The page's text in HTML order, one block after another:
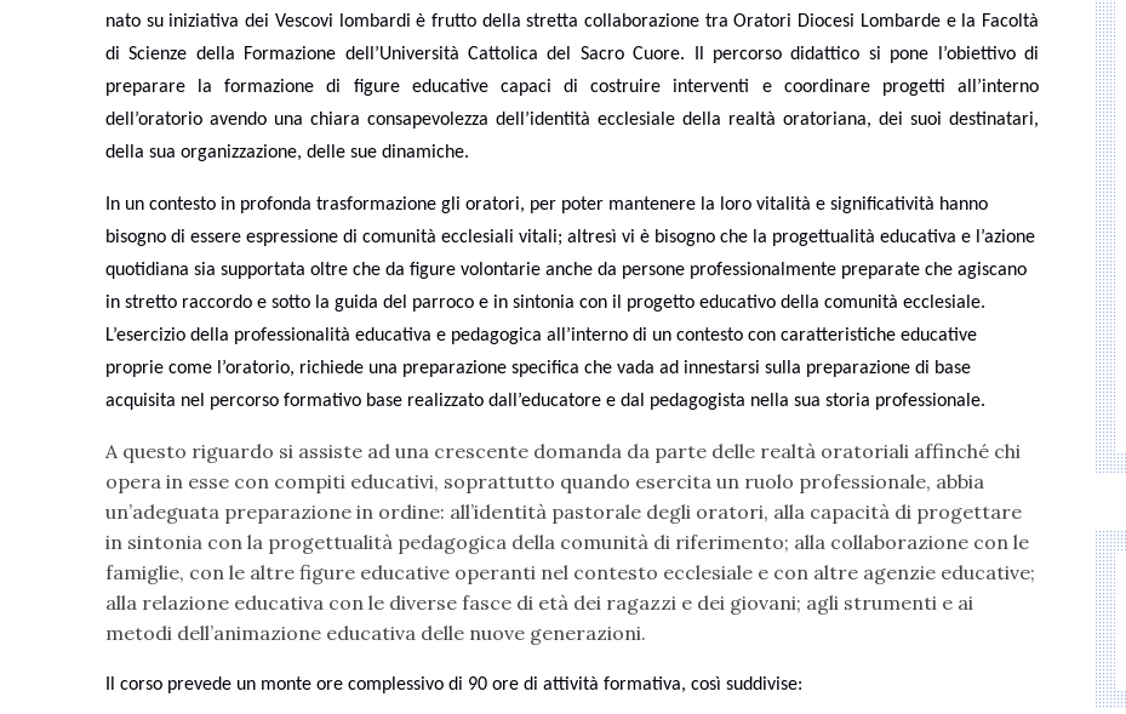
nato su iniziativa dei Vescovi lombardi è frutto della stretta collaborazione tra Oratori Diocesi Lombarde e la Facoltà
di Scienze della Formazione dell’Università Cattolica del Sacro Cuore. Il percorso didattico si pone l’obiettivo di
preparare la formazione di figure educative capaci di costruire interventi e coordinare progetti all’interno
dell’oratorio avendo una chiara consapevolezza dell’identità ecclesiale della realtà oratoriana, dei suoi destinatari,
della sua organizzazione, delle sue dinamiche.
In un contesto in profonda trasformazione gli oratori, per poter mantenere la loro vitalità e significatività hanno
bisogno di essere espressione di comunità ecclesiali vitali; altresì vi è bisogno che la progettualità educativa e l’azione
quotidiana sia supportata oltre che da figure volontarie anche da persone professionalmente preparate che agiscano
in stretto raccordo e sotto la guida del parroco e in sintonia con il progetto educativo della comunità ecclesiale.
L’esercizio della professionalità educativa e pedagogica all’interno di un contesto con caratteristiche educative
proprie come l’oratorio, richiede una preparazione specifica che vada ad innestarsi sulla preparazione di base
acquisita nel percorso formativo base realizzato dall’educatore e dal pedagogista nella sua storia professionale.
A questo riguardo si assiste ad una crescente domanda da parte delle realtà oratoriali affinché chi
opera in esse con compiti educativi, soprattutto quando esercita un ruolo professionale, abbia
un’adeguata preparazione in ordine: all’identità pastorale degli oratori, alla capacità di progettare
in sintonia con la progettualità pedagogica della comunità di riferimento; alla collaborazione con le
famiglie, con le altre figure educative operanti nel contesto ecclesiale e con altre agenzie educative;
alla relazione educativa con le diverse fasce di età dei ragazzi e dei giovani; agli strumenti e ai
metodi dell’animazione educativa delle nuove generazioni.
Il corso prevede un monte ore complessivo di 90 ore di attività formativa, così suddivise: